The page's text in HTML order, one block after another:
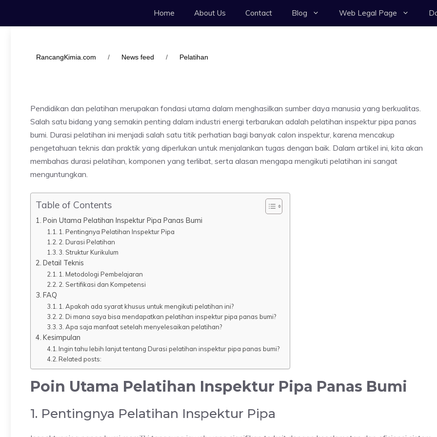
Home About Us Contact Blog Web Legal Page
RancangKimia.com / News feed / Pelatihan
Pendidikan dan pelatihan merupakan fondasi utama dalam menghasilkan sumber daya manusia yang berkualitas.
Salah satu bidang yang semakin penting dalam industri energi terbarukan adalah pelatihan inspektur pipa panas
bumi. Durasi pelatihan ini menjadi salah satu titik perhatian bagi banyak calon inspektur, karena mencakup
pengetahuan teknis dan praktik yang diperlukan untuk menjalankan tugas dengan baik. Dalam artikel ini, kita akan
membahas durasi pelatihan, komponen yang terlibat, serta alasan mengapa mengikuti pelatihan ini sangat
menguntungkan.
Table of Contents
Poin Utama Pelatihan Inspektur Pipa Panas Bumi
1. Pentingnya Pelatihan Inspektur Pipa
2. Durasi Pelatihan
3. Struktur Kurikulum
Detail Teknis
1. Metodologi Pembelajaran
2. Sertifikasi dan Kompetensi
FAQ
1. Apakah ada syarat khusus untuk mengikuti pelatihan ini?
2. Di mana saya bisa mendapatkan pelatihan inspektur pipa panas bumi?
3. Apa saja manfaat setelah menyelesaikan pelatihan?
Kesimpulan
Ingin tahu lebih lanjut tentang Durasi pelatihan inspektur pipa panas bumi?
Related posts:
Poin Utama Pelatihan Inspektur Pipa Panas Bumi
1. Pentingnya Pelatihan Inspektur Pipa